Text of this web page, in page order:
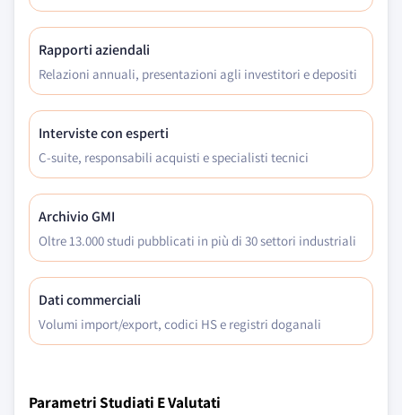
Rapporti aziendali
Relazioni annuali, presentazioni agli investitori e depositi
Interviste con esperti
C-suite, responsabili acquisti e specialisti tecnici
Archivio GMI
Oltre 13.000 studi pubblicati in più di 30 settori industriali
Dati commerciali
Volumi import/export, codici HS e registri doganali
Parametri Studiati E Valutati